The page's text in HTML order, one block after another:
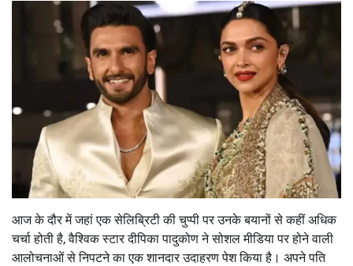
आज के दौर में जहां एक सेलिब्रिटी की चुप्पी पर उनके बयानों से कहीं अधिक
चर्चा होती है, वैश्विक स्टार दीपिका पादुकोण ने सोशल मीडिया पर होने वाली
आलोचनाओं से निपटने का एक शानदार उदाहरण पेश किया है। अपने पति